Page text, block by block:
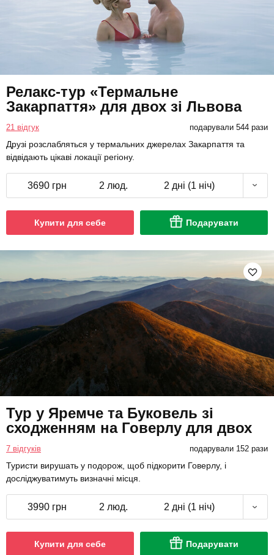
Релакс-тур «Термальне
Закарпаття» для двох зі Львова
21 відгук подарували 544 рази
Друзі розслабляться у термальних джерелах Закарпаття та
відвідають цікаві локації регіону.
3690 грн 2 люд. 2 дні (1 ніч)
Купити для себе Подарувати
Тур у Яремче та Буковель зі
сходженням на Говерлу для двох
7 відгуків подарували 152 рази
Туристи вирушать у подорож, щоб підкорити Говерлу, і
досліджуватимуть визначні місця.
3990 грн 2 люд. 2 дні (1 ніч)
Купити для себе Подарувати